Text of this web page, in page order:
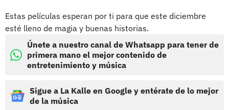
Estas películas esperan por ti para que este diciembre
esté lleno de magia y buenas historias.
Únete a nuestro canal de Whatsapp para tener de
primera mano el mejor contenido de
entretenimiento y música
Sigue a La Kalle en Google y entérate de lo mejor
de la música